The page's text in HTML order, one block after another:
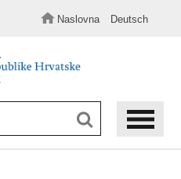
Naslovna Deutsch